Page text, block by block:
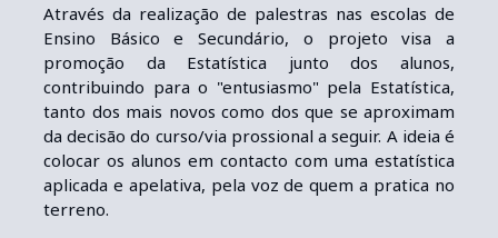
Através da realização de palestras nas escolas de
Ensino Básico e Secundário, o projeto visa a
promoção da Estatística junto dos alunos,
contribuindo para o "entusiasmo" pela Estatística,
tanto dos mais novos como dos que se aproximam
da decisão do curso/via profissional a seguir. A ideia é
colocar os alunos em contacto com uma estatística
aplicada e apelativa, pela voz de quem a pratica no
terreno.